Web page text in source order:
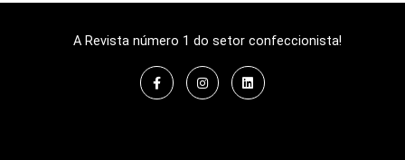
A Revista número 1 do setor confeccionista!